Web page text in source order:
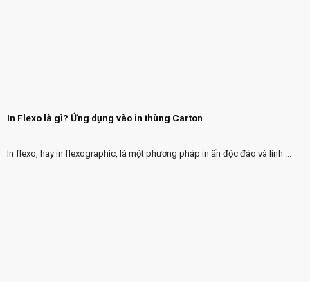
In Flexo là gì? Ứng dụng vào in thùng Carton
In flexo, hay in flexographic, là một phương pháp in ấn độc đáo và linh ...